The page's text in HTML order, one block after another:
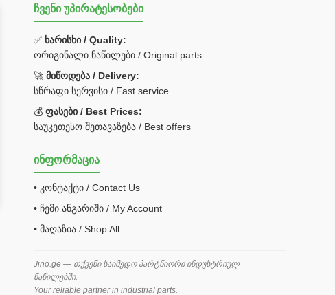
ჩვენი უპირატესობები
✅ ხარისხი / Quality:
ორიგინალი ნაწილები / Original parts
🚀მიწოდება / Delivery:
სწრაფი სერვისი / Fast service
💰ფასები / Best Prices:
საუკეთესო შეთავაზება / Best offers
ინფორმაცია
• კონტაქტი / Contact Us
• ჩემი ანგარიში / My Account
• მაღაზია / Shop All
Jino.ge — თქვენი საიმედო პარტნიორი ინდუსტრიულ
ნაწილებში.
Your reliable partner in industrial parts.